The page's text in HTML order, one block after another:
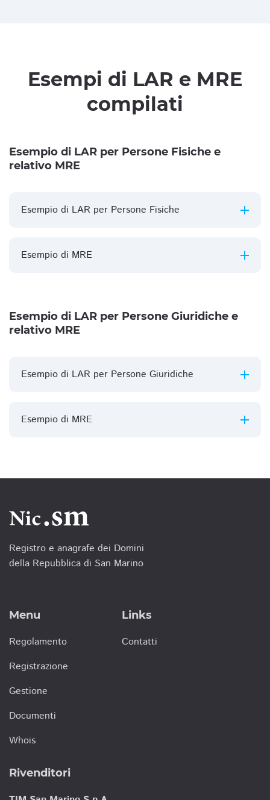
Esempi di LAR e MRE
compilati
Esempio di LAR per Persone Fisiche e
relativo MRE
Esempio di LAR per Persone Fisiche
Esempio di MRE
Esempio di LAR per Persone Giuridiche e
relativo MRE
Esempio di LAR per Persone Giuridiche
Esempio di MRE
Registro e anagrafe dei Domini
della Repubblica di San Marino
Menu
Regolamento
Registrazione
Gestione
Documenti
Whois
Links
Contatti
Rivenditori